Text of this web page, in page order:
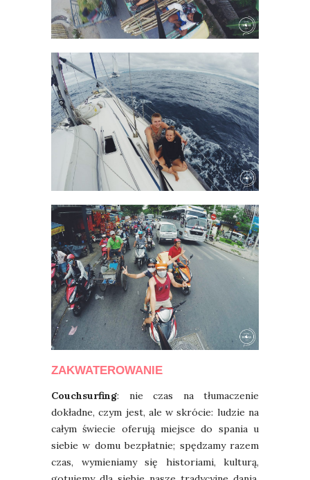
ZAKWATEROWANIE
Couchsurfing: nie czas na tłumaczenie
dokładne, czym jest, ale w skrócie: ludzie na
całym świecie oferują miejsce do spania u
siebie w domu bezpłatnie; spędzamy razem
czas, wymieniamy się historiami, kulturą,